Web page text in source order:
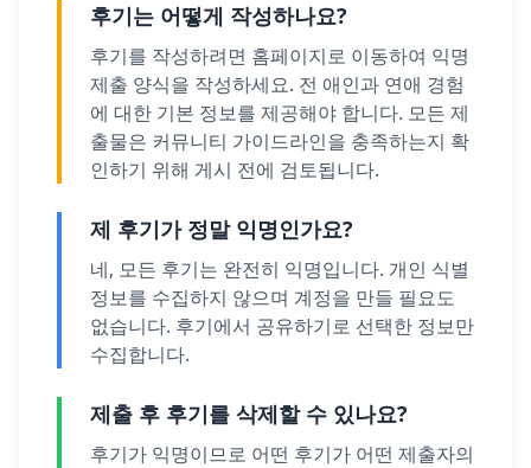
후기는 어떻게 작성하나요?
후기를 작성하려면 홈페이지로 이동하여 익명
제출 양식을 작성하세요. 전 애인과 연애 경험
에 대한 기본 정보를 제공해야 합니다. 모든 제
출물은 커뮤니티 가이드라인을 충족하는지 확
인하기 위해 게시 전에 검토됩니다.
제 후기가 정말 익명인가요?
네, 모든 후기는 완전히 익명입니다. 개인 식별
정보를 수집하지 않으며 계정을 만들 필요도
없습니다. 후기에서 공유하기로 선택한 정보만
수집합니다.
제출 후 후기를 삭제할 수 있나요?
후기가 익명이므로 어떤 후기가 어떤 제출자의